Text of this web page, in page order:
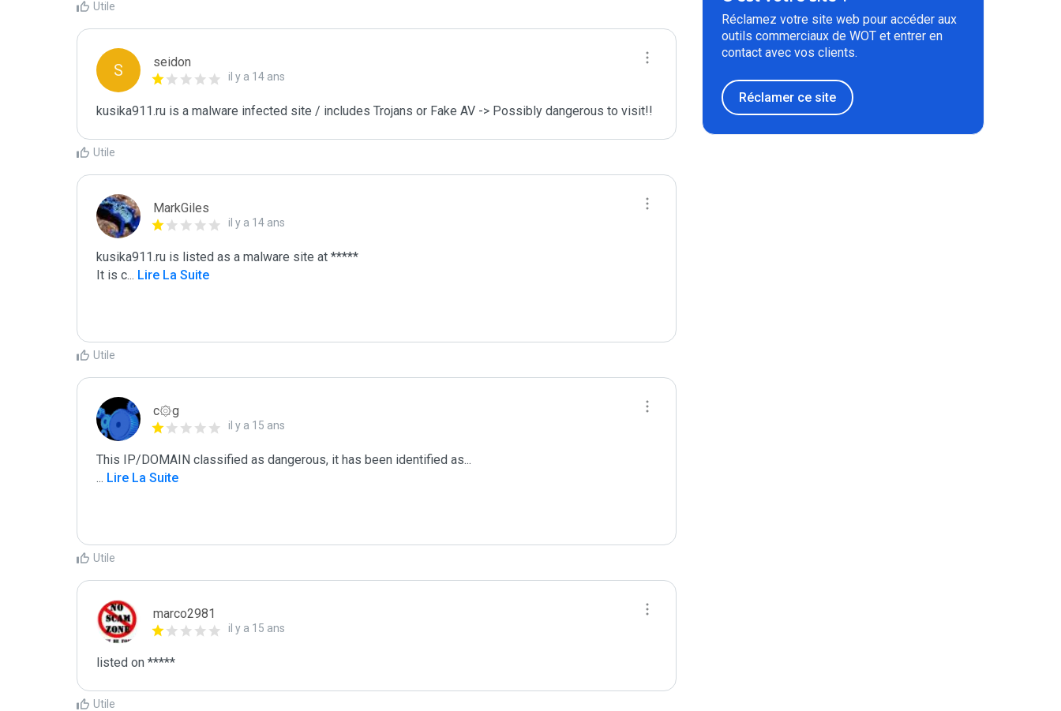
Utile
S seidon
il y a 14 ans
kusika911.ru is a malware infected site / includes Trojans or Fake AV -> Possibly dangerous to visit!!
Utile
MarkGiles
il y a 14 ans
kusika911.ru is listed as a malware site at *****
It is c... Lire La Suite
Utile
c۞g
il y a 15 ans
... Lire La Suite
Utile
marco2981
il y a 15 ans
listed on *****
Utile
Réclamez votre site web pour accéder aux
outils commerciaux de WOT et entrer en
contact avec vos clients.
Réclamer ce site